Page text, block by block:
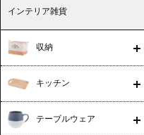
インテリア雑貨
収納
キッチン
テーブルウェア